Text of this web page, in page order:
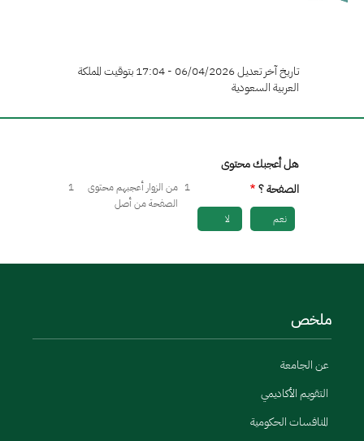
تاريخ آخر تعديل 06/04/2026 - 17:04 بتوقيت المملكة
العربية السعودية
هل أعجبك محتوى
الصفحة ؟
نعم لا
1 من الزوار أعجبهم محتوى
الصفحة من أصل
1
ملخص
عن الجامعة
التقويم الأكاديمي
المنافسات الحكومية